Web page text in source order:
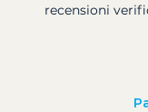
recensioni